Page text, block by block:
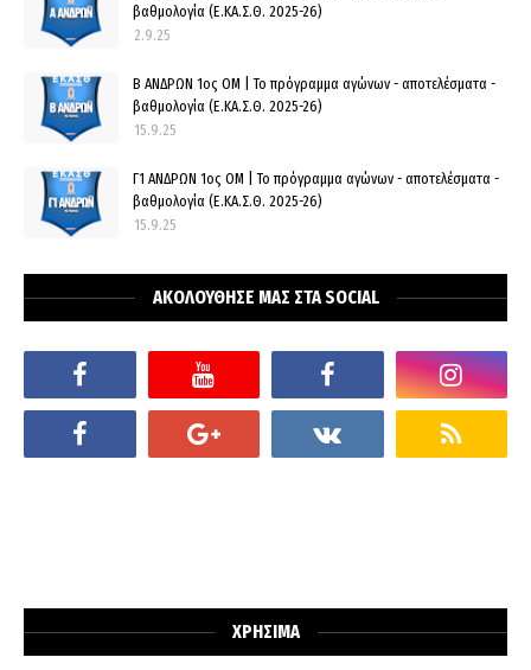
βαθμολογία (Ε.ΚΑ.Σ.Θ. 2025-26)
2.9.25
Β ΑΝΔΡΩΝ 1ος ΟΜ | Το πρόγραμμα αγώνων - αποτελέσματα -
βαθμολογία (Ε.ΚΑ.Σ.Θ. 2025-26)
15.9.25
Γ1 ΑΝΔΡΩΝ 1ος ΟΜ | Το πρόγραμμα αγώνων - αποτελέσματα -
βαθμολογία (Ε.ΚΑ.Σ.Θ. 2025-26)
15.9.25
ΑΚΟΛΟΥΘΗΣΕ ΜΑΣ ΣΤΑ SOCIAL
ΧΡΗΣΙΜΑ